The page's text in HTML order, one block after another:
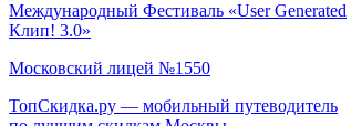
Международный Фестиваль «User Generated
Клип! 3.0»
Московский лицей №1550
ТопСкидка.ру — мобильный путеводитель